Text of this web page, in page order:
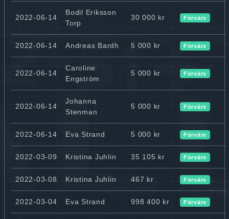
2022-06-14
Bodil Eriksson
Torp
30 000 kr Förvärv
2022-06-14 Andreas Bardh 5 000 kr Förvärv
2022-06-14
Caroline
Engström
5 000 kr Förvärv
2022-06-14
Johanna
Stenman
5 000 kr Förvärv
2022-06-14 Eva Strand 5 000 kr Förvärv
2022-03-09 Kristina Juhlin 35 105 kr Förvärv
2022-03-08 Kristina Juhlin 467 kr Förvärv
2022-03-04 Eva Strand 998 400 kr Förvärv